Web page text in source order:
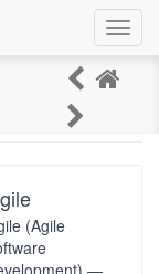
"Agile"
(Agile
—